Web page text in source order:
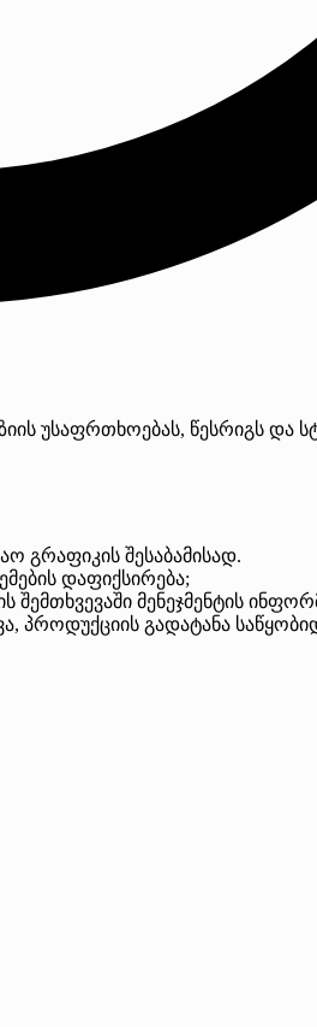
უსაფრთხოებას, წესრიგს და
გრაფიკის შესაბამისად.
დაფიქსირება;
მენეჯმენტის
პროდუქციის გადატანა